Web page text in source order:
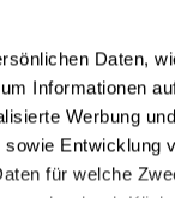
Daten,
Informationen
Werbung
Entwicklung
für welche
Job